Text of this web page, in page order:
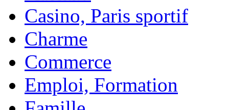
Casino, Paris sportif
Charme
Commerce
Emploi, Formation